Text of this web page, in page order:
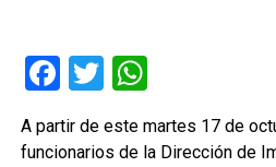
Facebook
Twitter
A partir de este martes 17 de
funcionarios de la Dirección de